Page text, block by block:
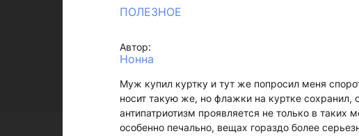
ПОЛЕЗНОЕ
Автор:
Нонна
Муж купил куртку и тут же попросил меня
носит такую же, но флажки на куртке
антипатриотизм проявляется не только в
особенно печально, вещах гораздо более